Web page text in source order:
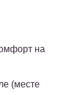
на
(месте